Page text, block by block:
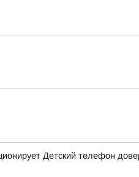
Детский телефон